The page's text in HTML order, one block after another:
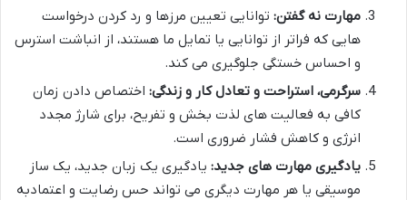
مهارت نه گفتن: توانایی تعیین مرزها و رد کردن درخواست
هایی که فراتر از توانایی یا تمایل ما هستند، از انباشت استرس
و احساس خستگی جلوگیری می کند.
سرگرمی، استراحت و تعادل کار و زندگی: اختصاص دادن زمان
کافی به فعالیت های لذت بخش و تفریح، برای شارژ مجدد
انرژی و کاهش فشار ضروری است.
یادگیری مهارت های جدید: یادگیری یک زبان جدید، یک ساز
موسیقی یا هر مهارت دیگری می تواند حس رضایت و اعتمادبه